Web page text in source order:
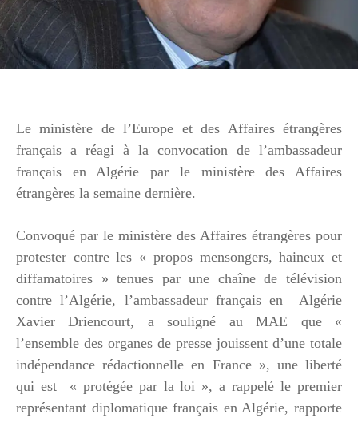
Le ministère de l’Europe et des Affaires étrangères
français a réagi à la convocation de l’ambassadeur
français en Algérie par le ministère des Affaires
étrangères la semaine dernière.
Convoqué par le ministère des Affaires étrangères pour
protester contre les « propos mensongers, haineux et
diffamatoires » tenues par une chaîne de télévision
contre l’Algérie, l’ambassadeur français en Algérie
Xavier Driencourt, a souligné au MAE que «
l’ensemble des organes de presse jouissent d’une totale
indépendance rédactionnelle en France », une liberté
qui est « protégée par la loi », a rappelé le premier
représentant diplomatique français en Algérie, rapporte